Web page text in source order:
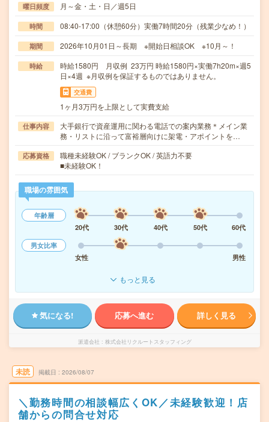
曜日頻度 月～金・土・日／週5日
時間 08:40-17:00（休憩60分）実働7時間20分（残業少なめ！）
期間 2026年10月01日～長期 ※開始日相談OK ※10月～！
時給
時給1580円 月収例 23万円 時給1580円×実働7h20m×週5
日×4週 ※月収例を保証するものではありません。
交通費
1ヶ月3万円を上限として実費支給
仕事内容
大手銀行で資産運用に関わる電話での案内業務＊メイン業
務・リストに沿って富裕層向けに架電・アポイントを…
応募資格
職種未経験OK / ブランクOK / 英語力不要
■未経験OK！
職場の雰囲気
年齢層
20代
30代 40代 50代
60代
男女比率
女性
男性
もっと見る
気になる! 応募へ進む 詳しく見る
派遣会社 株式会社リクルートスタッフィング
未読 掲載日 2026/08/07
＼勤務時間の相談幅広くOK／未経験歓迎！店
舗からの問合せ対応